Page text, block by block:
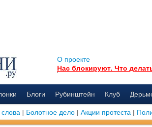
О проекте
Нас блокируют. Что
Блоги Рубинштейн Клуб
| Болотное дело | Акции протеста |